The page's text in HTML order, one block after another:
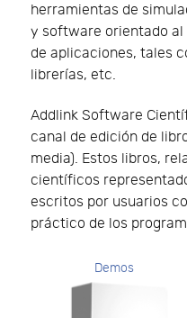
herramientas de
y software orientado
de aplicaciones, tales
librerías, etc.
Addlink Software
canal de edición de
media). Estos libros,
científicos
escritos por usuarios
práctico de los
Demos